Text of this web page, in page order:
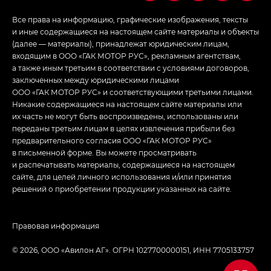
Все права на информацию, графические изображения, тексты
и иные содержащиеся на настоящем сайте материалы и объекты
(далее — материалы), принадлежат юридическим лицам,
входящим в ООО «ГАК МОТОР РУС», рекламным агентствам,
а также иным третьим в соответствии с условиями договоров,
заключенных между юридическими лицами
ООО «ГАК МОТОР РУС» и соответствующими третьими лицами.
Никакие содержащиеся на настоящем сайте материалы или
их часть не могут быть воспроизведены, использованы или
переданы третьим лицам в целях извлечения прибыли без
предварительного согласия ООО «ГАК МОТОР РУС»
в письменной форме. Вы можете просматривать
и распечатывать материалы, содержащиеся на настоящем
сайте, для целей личного использования и/или принятия
решений о приобретении продукции указанных на сайте.
© 2026, ООО «‎Авилон АГ»‎. ОГРН 1027700000151, ИНН 7705133757
Правовая информация